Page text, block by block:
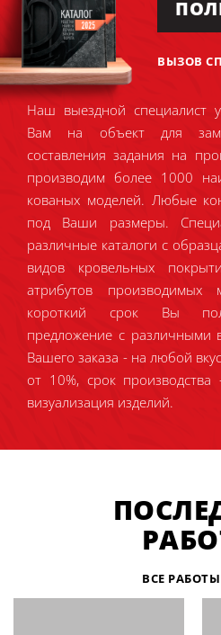
ВЫЗОВ
Наш выездной специалист
Вам на объект для
составления задания на
производим более 1000
кованых моделей. Любые
под Ваши размеры.
различные каталоги с
видов кровельных
атрибутов производимых
короткий срок Вы
предложение с различными
Вашего заказа - на любой
от 10%, срок
визуализация изделий.
ВСЕ РАБОТЫ